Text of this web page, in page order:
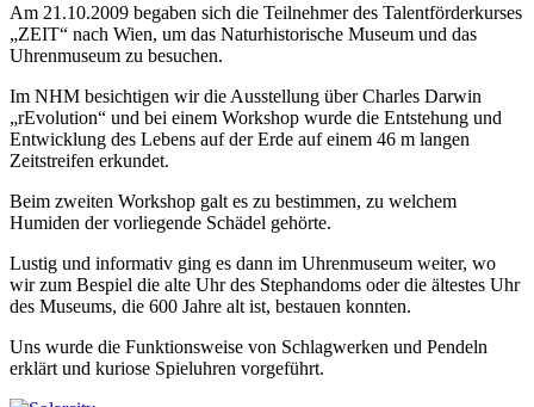
Am 21.10.2009 begaben sich die Teilnehmer des Talentförderkurses
„ZEIT“ nach Wien, um das Naturhistorische Museum und das
Uhrenmuseum zu besuchen.
Im NHM besichtigen wir die Ausstellung über Charles Darwin
„rEvolution“ und bei einem Workshop wurde die Entstehung und
Entwicklung des Lebens auf der Erde auf einem 46 m langen
Zeitstreifen erkundet.
Beim zweiten Workshop galt es zu bestimmen, zu welchem
Humiden der vorliegende Schädel gehörte.
Lustig und informativ ging es dann im Uhrenmuseum weiter, wo
wir zum Bespiel die alte Uhr des Stephandoms oder die ältestes Uhr
des Museums, die 600 Jahre alt ist, bestauen konnten.
Uns wurde die Funktionsweise von Schlagwerken und Pendeln
erklärt und kuriose Spieluhren vorgeführt.